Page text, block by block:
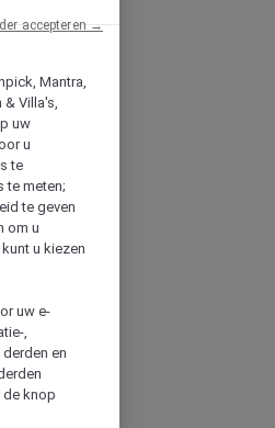
Mantra,
& Villa's,
uw
u
te
te meten;
te geven
om u
u kiezen
uw e-
,
en
de knop
accepteren →